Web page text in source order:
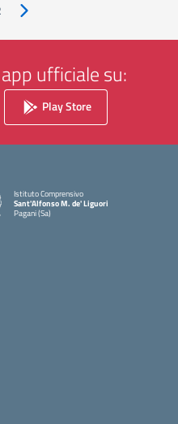
Pagina successiva
ufficiale su:
Play Store
Istituto Comprensivo
Sant'Alfonso M. de' Liguori
Pagani (Sa)
— Visita la pagina iniziale della scuola